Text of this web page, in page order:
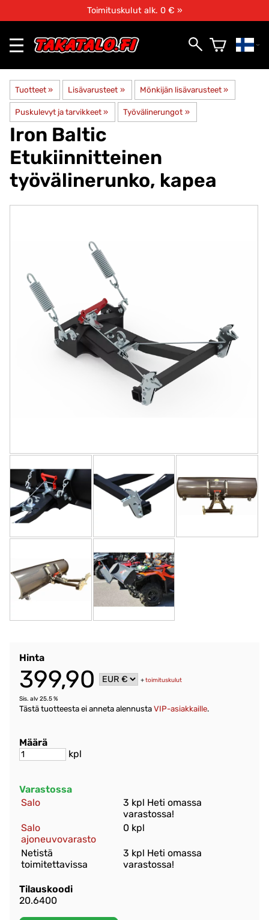
Toimituskulut alk. 0 € »
Tuotteet ‪» Lisävarusteet ‪» Mönkijän lisävarusteet ‪»
Puskulevyt ja tarvikkeet ‪» Työvälinerungot ‪»
Iron Baltic
Etukiinnitteinen
työvälinerunko, kapea
Hinta
399,90 +toimituskulut
Sis. alv 25.5 %
Tästä tuotteesta ei anneta alennusta VIP-asiakkaille.
Määrä
kpl
Varastossa
Salo
3 kpl Heti omassa
varastossa!
Salo
ajoneuvovarasto
0 kpl
Netistä
toimitettavissa
3 kpl Heti omassa
varastossa!
Tilauskoodi
20.6400